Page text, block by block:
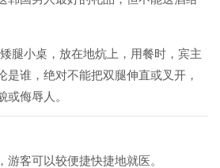
腿小桌，放在地炕上，用餐时，宾主
是谁，绝对不能把双腿伸直或叉开，
或侮辱人。
游客可以较便捷快捷地就医。